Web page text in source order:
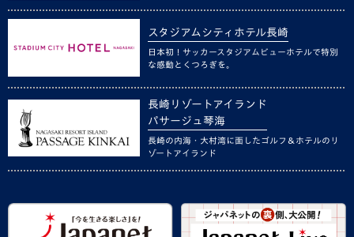
スタジアムシティホテル長崎
日本初！サッカースタジアムビューホテルで特別
な感動とくつろぎを。
長崎リゾートアイランド
パサージュ琴海
長崎の内海・大村湾に面したゴルフ＆ホテルのリ
ゾートアイランド